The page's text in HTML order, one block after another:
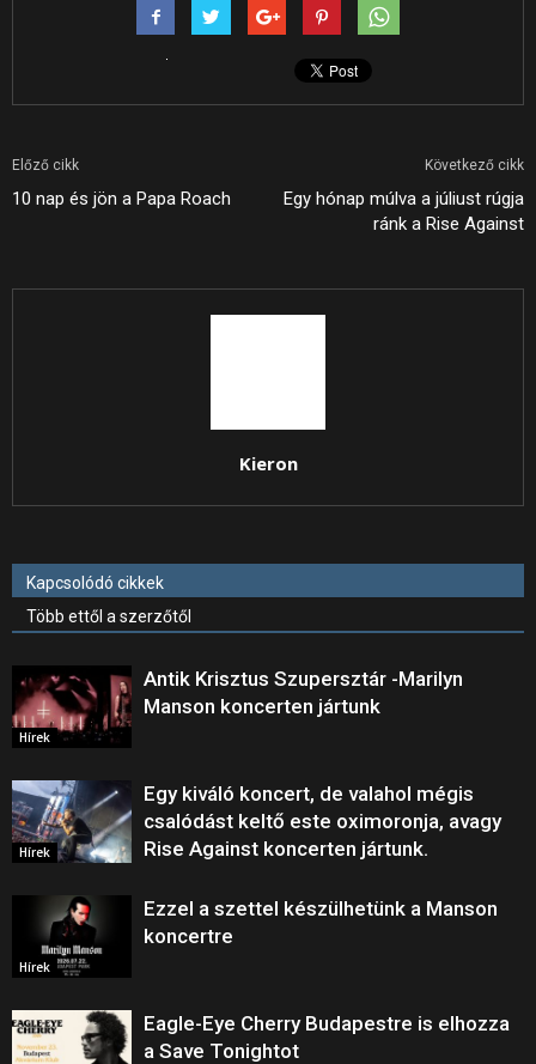
Előző cikk
10 nap és jön a Papa Roach
Következő cikk
Egy hónap múlva a júliust rúgja
ránk a Rise Against
Kieron
Kapcsolódó cikkek
Több ettől a szerzőtől
Hírek
Antik Krisztus Szupersztár -Marilyn
Manson koncerten jártunk
Hírek
Egy kiváló koncert, de valahol mégis
csalódást keltő este oximoronja, avagy
Rise Against koncerten jártunk.
Hírek
Ezzel a szettel készülhetünk a Manson
koncertre
Eagle-Eye Cherry Budapestre is elhozza
a Save Tonightot